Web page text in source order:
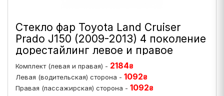
Стекло фар Toyota Land Cruiser
Prado J150 (2009-2013) 4 поколение
дорестайлинг левое и правое
Комплект (левая и правая) - 2184₴
Левая (водительская) сторона - 1092₴
Правая (пассажирская) сторона - 1092₴